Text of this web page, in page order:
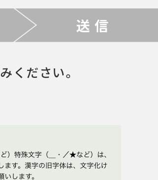
送 信
ください。